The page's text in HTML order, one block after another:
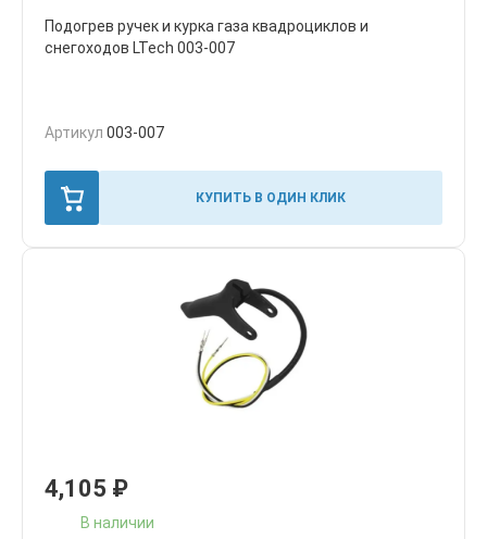
Подогрев ручек и курка газа квадроциклов и
снегоходов LTech 003-007
Артикул 003-007
КУПИТЬ В ОДИН КЛИК
4,105 ₽
В наличии